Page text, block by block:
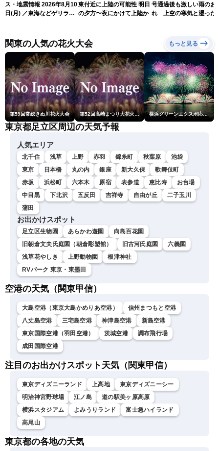
ス・地震情報 2026年8月10
日(月) ／東海などゲリラ雷
ュースLiVEイブニング・駒
木結衣／宇野沢達也〉
東付近に上陸の可能性 明日
の夕方〜夜にかけて上陸か
号通過後も激しい雨のお
れ 上空の寒気と湿った
関東の人気の花火大会 もっと見る
第59回常総きぬ川花火大会 第52回高崎まつり大花火大会 横浜グリーンエクスポ応援 みなとみらいフェスティバル「スカイシンフォニーinヨコハマ presented byコロワイド」
東京都足立区周辺の天気予報
人気エリア
北千住 浅草 上野 赤羽 錦糸町 秋葉原
池袋
東京
日本橋 丸の内 銀座 新大久保
歌舞伎町
赤坂
浜松町 六本木 原宿 表参道 恵比寿
お台場
中目黒
下北沢 五反田 吉祥寺 自由が丘
二子玉川
蒲田
お出かけスポット
足立区生物園 あらかわ遊園
向島百花園
旧朝倉文夫氏庭園（朝倉彫塑館）
旧古河氏庭園
六義園
浅草花やしき
上野動物園
根津神社
RVパーク 東京・東墨田
空港の天気（関東甲信）
大島空港（東京大島かめりあ空港）
信州まつもと空港
八丈島空港
三宅島空港 神津島空港
新島空港
東京国際空港（羽田空港）
茨城空港
調布飛行場
成田国際空港
注目のお出かけスポット天気（関東甲信）
東京ディズニーランド 上高地
東京ディズニーシー
明治神宮野球場
江ノ島
道の駅美ヶ原高原
横浜スタジアム
よみうりランド
富士急ハイランド
高尾山
東京都の各地の天気